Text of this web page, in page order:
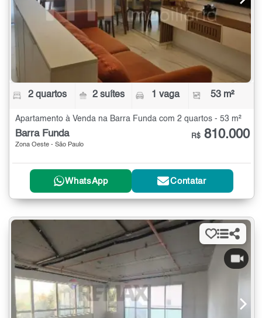
2 quartos 2 suítes 1 vaga 53 m²
Apartamento à Venda na Barra Funda com 2 quartos - 53 m²
Barra Funda
Zona Oeste - São Paulo
R$ 810.000
WhatsApp Contatar